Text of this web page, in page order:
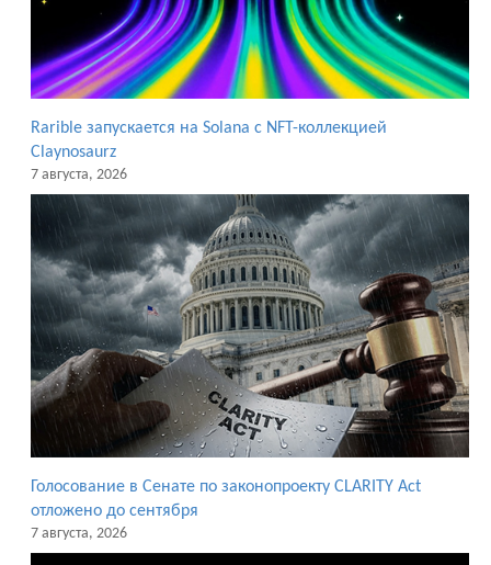
Rarible запускается на Solana с NFT-коллекцией
Claynosaurz
7 августа, 2026
Голосование в Сенате по законопроекту CLARITY Act
отложено до сентября
7 августа, 2026